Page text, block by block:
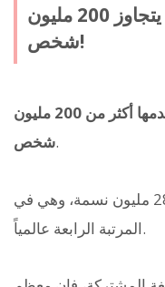
عدد المتحدثين بالإندونيسية يتجاوز 200 مليون
شخص!
اللغة الإندونيسية هي لغة يستخدمها أكثر من 200 مليون
شخص.
يبلغ عدد سكان إندونيسيا حوالي 280 مليون نسمة، وهي في
المرتبة الرابعة عالمياً.